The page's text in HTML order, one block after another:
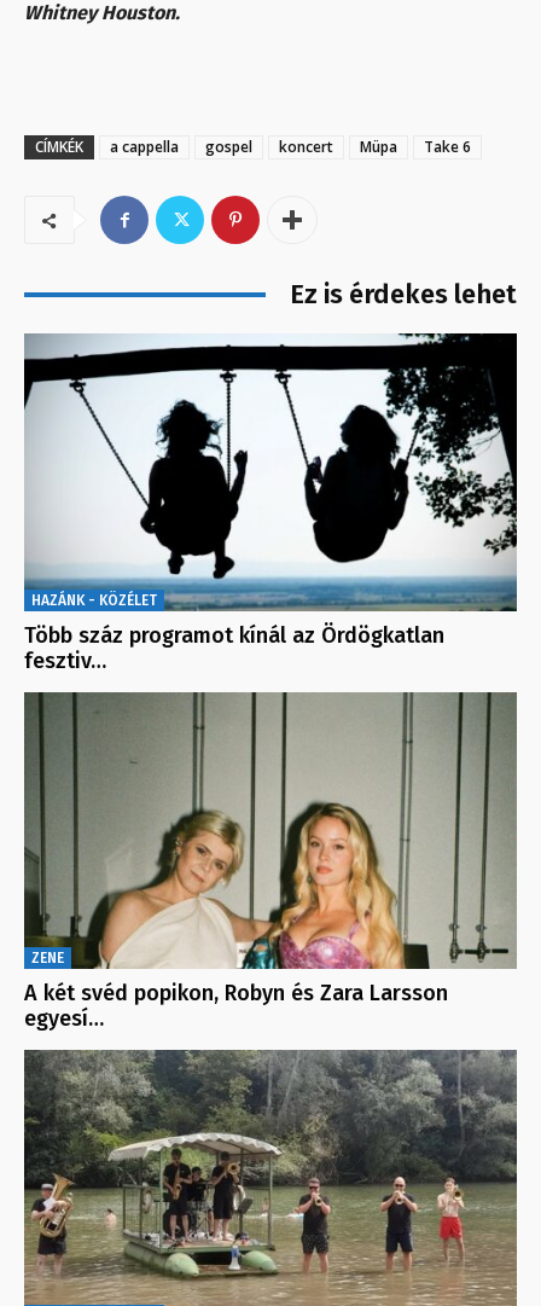
Whitney Houston.
CÍMKÉK a cappella gospel koncert Müpa Take 6
Ez is érdekes lehet
HAZÁNK - KÖZÉLET
Több száz programot kínál az Ördögkatlan
fesztiv…
ZENE
A két svéd popikon, Robyn és Zara Larsson
egyesí…